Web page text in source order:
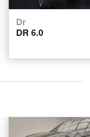
Dr
DR 6.0